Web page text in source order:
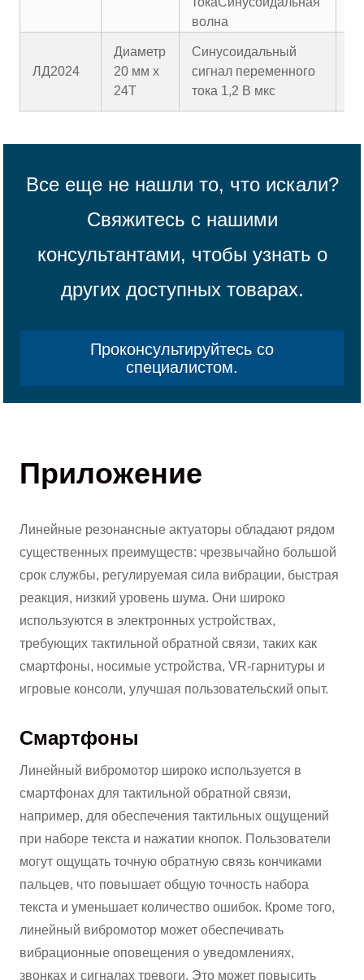
волна
ЛД2024
Диаметр
20 мм x
24T
Синусоидальный
сигнал переменного
тока 1,2 В мкс
Все еще не нашли то, что искали?
Свяжитесь с нашими
консультантами, чтобы узнать о
других доступных товарах.
Проконсультируйтесь со
специалистом.
Приложение
Линейные резонансные актуаторы обладают рядом
существенных преимуществ: чрезвычайно большой
срок службы, регулируемая сила вибрации, быстрая
реакция, низкий уровень шума. Они широко
используются в электронных устройствах,
требующих тактильной обратной связи, таких как
смартфоны, носимые устройства, VR-гарнитуры и
игровые консоли, улучшая пользовательский опыт.
Смартфоны
Линейный вибромотор широко используется в
смартфонах для тактильной обратной связи,
например, для обеспечения тактильных ощущений
при наборе текста и нажатии кнопок. Пользователи
могут ощущать точную обратную связь кончиками
пальцев, что повышает общую точность набора
текста и уменьшает количество ошибок. Кроме того,
линейный вибромотор может обеспечивать
вибрационные оповещения о уведомлениях,
звонках и сигналах тревоги. Это может повысить